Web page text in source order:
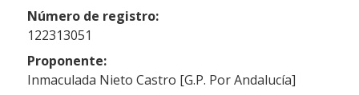
Número de registro:
122313051
Proponente:
Inmaculada Nieto Castro [G.P. Por Andalucía]